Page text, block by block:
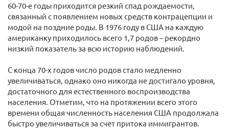
60-70-е годы приходится резкий спад рождаемости,
связанный с появлением новых средств контрацепции и
модой на поздние роды. В 1976 году в США на каждую
американку приходилось всего 1,7 родов – рекордно
низкий показатель за всю историю наблюдений.
С конца 70-х годов число родов стало медленно
увеличиваться, однако оно никогда не достигало уровня,
достаточного для естественного воспроизводства
населения. Отметим, что на протяжении всего этого
времени общая численность населения США продолжала
быстро увеличиваться за счет притока иммигрантов.